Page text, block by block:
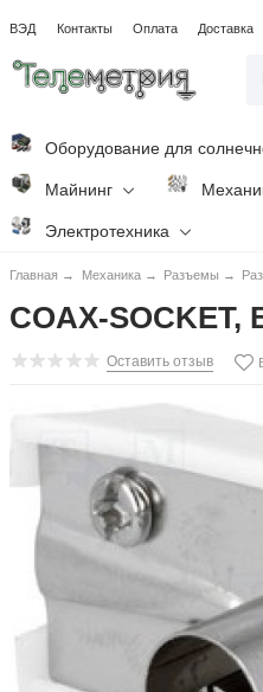
ВЭД Контакты Оплата Доставка
Оборудование для
Майнинг
Электротехника
Главная → Механика → Разъемы →
COAX-
Оставить отзыв